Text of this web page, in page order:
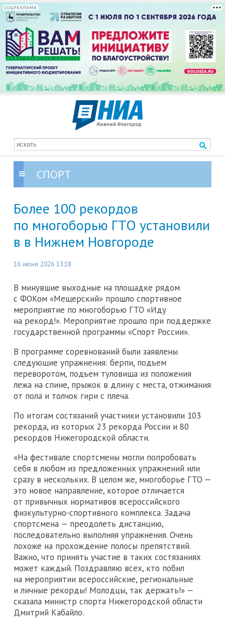
СОЦРЕКЛАМА
СПОРТ
Более 100 рекордов
по многоборью ГТО установили
в в Нижнем Новгороде
16 июня 2026 13:18
В минувшие выходные на площадке рядом
с ФОКом «Мещерский» прошло спортивное
мероприятие по многоборью ГТО «Иду
на рекорд!». Мероприятие прошло при поддержке
государственной программы «Спорт России».
В программе соревнований были заявлены
следующие упражнения: берпи, подъем
переворотом, подъем туловища из положения
лежа на спине, прыжок в длину с места, отжимания
от пола и толчок гири с плеча.
По итогам состязаний участники установили 103
рекорда, из которых 23 рекорда России и 80
рекордов Нижегородской области.
«На фестивале спортсмены могли попробовать
себя в любом из предложенных упражнений или
сразу в нескольких. В целом же, многоборье ГТО —
это новое направление, которое отличается
от привычных нормативов всероссийского
физкультурно-спортивного комплекса. Задача
спортсмена — преодолеть дистанцию,
последовательно выполняя упражнения. Очень
похоже на прохождение полосы препятствий.
Важно, что принять участие в таких состязаниях
может каждый. Поздравляю всех, кто побил
на мероприятии всероссийские, региональные
и личные рекорды! Молодцы, так держать!» —
сказала министр спорта Нижегородской области
Дмитрий Кабайло.